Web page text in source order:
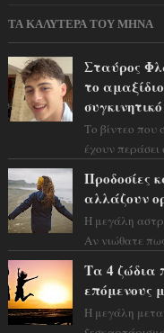
ΤΑ ΚΑΛΥΤΕΡΑ ΤΟΥ ΜΗΝΑ
Σταύρος
το
Το βίντεο που
έχουν
Προδοσίες
αλλάζουν
Η μεγάλη
Αν νιώθατε
Τα 4 ζώδια
επόμενους
Η μεγάλη